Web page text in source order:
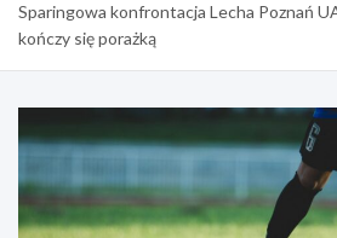
Sparingowa konfrontacja Lecha Poznań
kończy się porażką